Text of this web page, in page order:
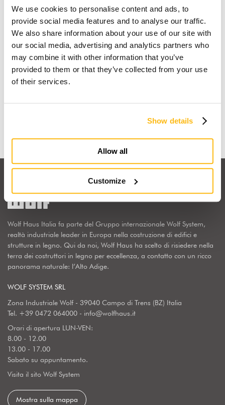
We use cookies to personalise content and ads, to
provide social media features and to analyse our traffic.
We also share information about your use of our site with
our social media, advertising and analytics partners who
may combine it with other information that you’ve
provided to them or that they’ve collected from your use
of their services.
Show details
Allow all
Customize
Io sogno una casa in legno
Wolf Haus Italia fa parte del Gruppo internazionale Wolf System,
realtà industriale leader in Europa nella costruzione di edifici e
strutture in legno. Qui da noi, Wolf Haus ha scelto di risiedere nella
terra dei costruttori in legno per eccellenza, a contatto con un ricco
panorama naturale: l’Alto Adige.
WOLF SYSTEM SRL
Zona Industriale Wolf - 39040 Campo di Trens (BZ) Italia
Tel. +39 0472 064000 - info@wolfhaus.it
Orari di apertura LUN-VEN:
8.00 - 12.00
13.00 - 17.00
Sabato su appuntamento.
Visita il sito Wolf System
Mostra sulla mappa